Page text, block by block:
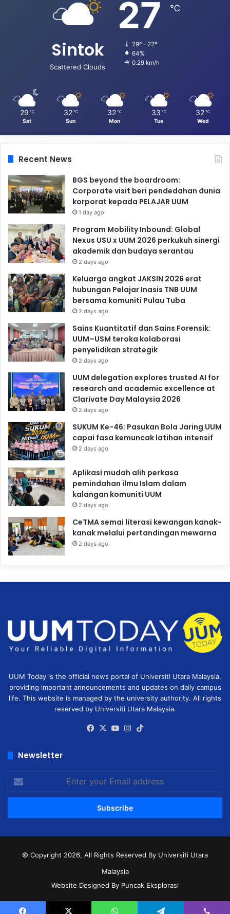
Sintok
Scattered Clouds
27 ℃
29º - 22º
64%
0.29 km/h
29 ℃
Sat
32 ℃
Sun
32 ℃
Mon
33 ℃
Tue
32 ℃
Wed
Recent News
BGS beyond the boardroom:
Corporate visit beri pendedahan dunia
korporat kepada PELAJAR UUM
1 day ago
Program Mobility Inbound: Global
Nexus USU x UUM 2026 perkukuh sinergi
akademik dan budaya serantau
2 days ago
Keluarga angkat JAKSIN 2026 erat
hubungan Pelajar Inasis TNB UUM
bersama komuniti Pulau Tuba
2 days ago
Sains Kuantitatif dan Sains Forensik:
UUM–USM teroka kolaborasi
penyelidikan strategik
2 days ago
UUM delegation explores trusted AI for
research and academic excellence at
Clarivate Day Malaysia 2026
2 days ago
SUKUM Ke-46: Pasukan Bola Jaring UUM
capai fasa kemuncak latihan intensif
2 days ago
Aplikasi mudah alih perkasa
pemindahan ilmu Islam dalam
kalangan komuniti UUM
2 days ago
CeTMA semai literasi kewangan kanak-
kanak melalui pertandingan mewarna
2 days ago
UUM Today is the official news portal of Universiti Utara Malaysia,
providing important announcements and updates on daily campus
life. This website is managed by the university authority. All rights
reserved by Universiti Utara Malaysia.
Facebook
X YouTubeInstagram
Newsletter
your
Email
© Copyright 2026, All Rights Reserved By Universiti Utara
Malaysia
Website Designed By Puncak Eksplorasi